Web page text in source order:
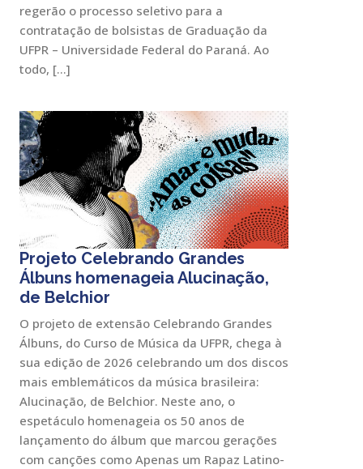
regerão o processo seletivo para a
contratação de bolsistas de Graduação da
UFPR – Universidade Federal do Paraná. Ao
todo, […]
Projeto Celebrando Grandes
Álbuns homenageia Alucinação,
de Belchior
O projeto de extensão Celebrando Grandes
Álbuns, do Curso de Música da UFPR, chega à
sua edição de 2026 celebrando um dos discos
mais emblemáticos da música brasileira:
Alucinação, de Belchior. Neste ano, o
espetáculo homenageia os 50 anos de
lançamento do álbum que marcou gerações
com canções como Apenas um Rapaz Latino-